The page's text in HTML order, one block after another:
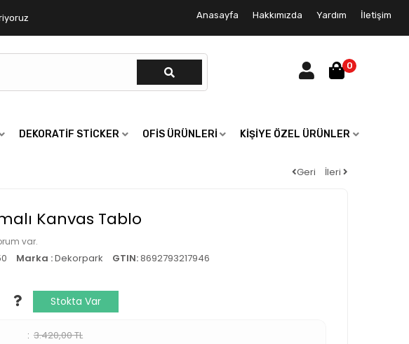
Anasayfa Hakkımızda Yardım İletişim
0
DEKORATIF STICKER OFIS ÜRÜNLERI KIŞIYE ÖZEL ÜRÜNLER
Geri İleri
Kanvas Tablo
var.
Marka :Dekorpark GTIN:8692793217946
Stokta Var
3.420,00 TL